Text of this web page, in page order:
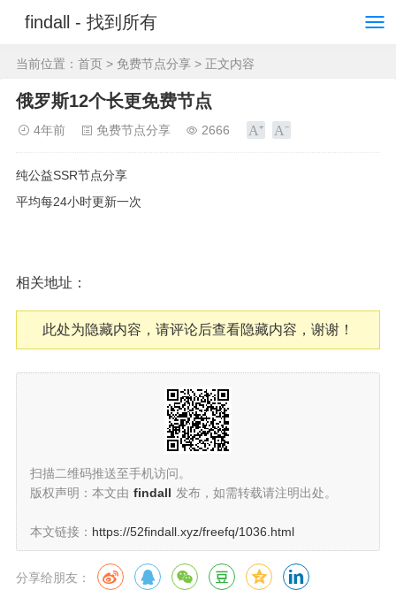
findall - 找到所有
当前位置： 首页 > 免费节点分享 > 正文内容
俄罗斯12个长更免费节点
4年前 免费节点分享 2666
纯公益SSR节点分享
平均每24小时更新一次
相关地址：
此处为隐藏内容，请评论后查看隐藏内容，谢谢！
扫描二维码推送至手机访问。
版权声明：本文由 findall 发布，如需转载请注明出处。
本文链接： https://52findall.xyz/freefq/1036.html
分享给朋友：